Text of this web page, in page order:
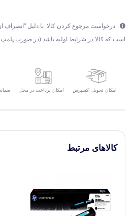
درخواست مرجوع کردن کالا با دلیل "انصراف از
است که کالا در شرایط اولیه باشد (در صورت پلمپ
امکان تحویل اکسپرس امکان پرداخت در محل
کالاهای مرتبط